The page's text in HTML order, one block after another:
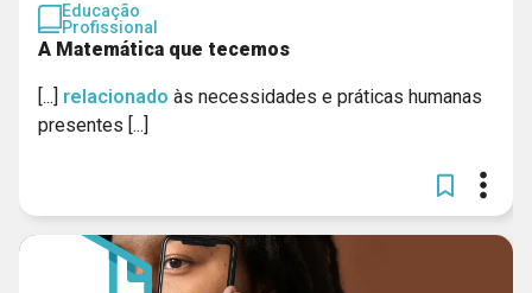
Educação
Profissional
A Matemática que tecemos
[...] relacionado às necessidades e práticas humanas
presentes [...]